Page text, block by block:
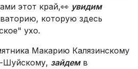
этот край,👀 увидим
которую здесь
ухо.
Макарию Калязинскому
Шуйскому, зайдемв